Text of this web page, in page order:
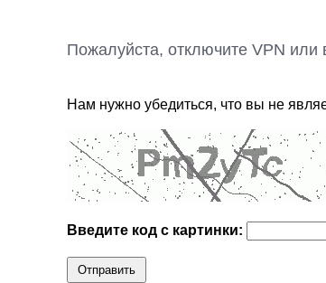
Пожалуйста, отключите VPN или
Нам нужно убедиться, что вы не
Введите код с картинки:
Отправить